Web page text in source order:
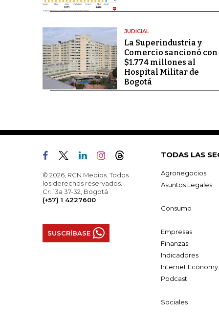
JUDICIAL
La Superindustria y
Comercio sancionó con
$1.774 millones al
Hospital Militar de
Bogotá
© 2026, RCN Medios. Todos
los derechos reservados.
Cr. 13a 37-32, Bogotá
(+57) 1 4227600
SUSCRÍBASE
TODAS LAS
Agronegocios
Asuntos Legales
Consumo
Empresas
Finanzas
Indicadores
Internet Economy
Podcast
Sociales